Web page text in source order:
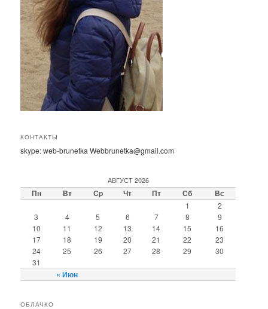
КОНТАКТЫ
skype: web-brunetka Webbrunetka@gmail.com
АВГУСТ 2026
Пн Вт Ср Чт Пт Сб Вс
« Июн
1
2
3
4 5 6 7 8
9
10
11 12 13 14 15
16
17
18 19 20 21 22
23
24
25 26 27 28 29
30
31
ОБЛАЧКО